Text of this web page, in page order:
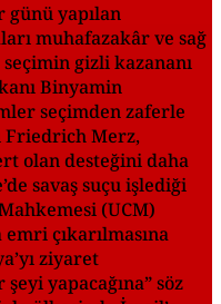
günü yapılan
muhafazakâr ve sağ
gizli kazananı
Binyamin
seçimden zaferle
Friedrich Merz,
olan desteğini daha
savaş suçu işlediği
(UCM)
çıkarılmasına
ziyaret
yapacağına” söz